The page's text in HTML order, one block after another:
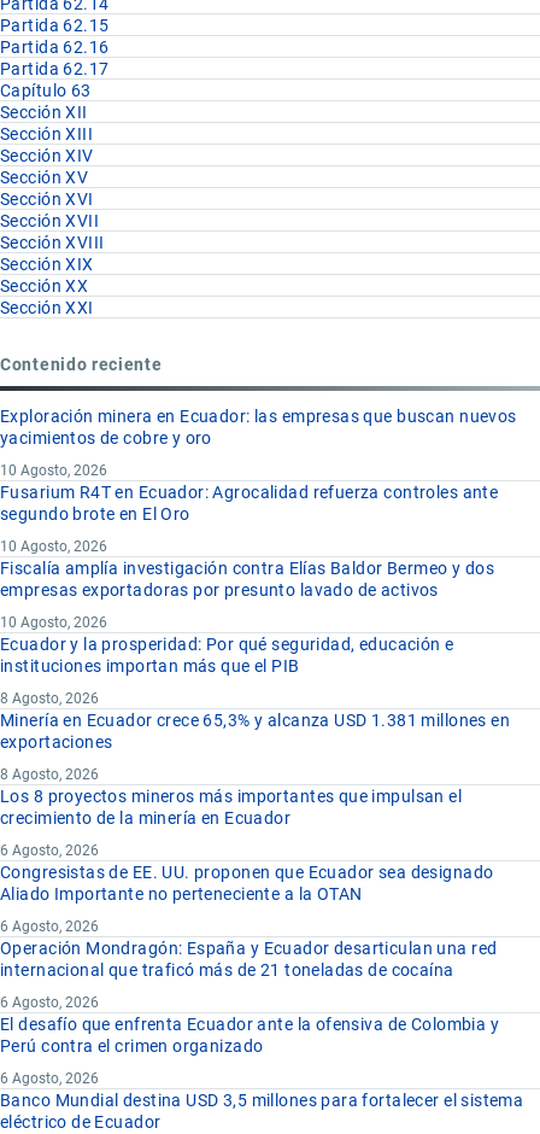
Partida 62.15
Partida 62.16
Partida 62.17
Capítulo 63
Sección XII
Sección XIII
Sección XIV
Sección XV
Sección XVI
Sección XVII
Sección XVIII
Sección XIX
Sección XX
Sección XXI
Contenido reciente
Exploración minera en Ecuador: las empresas que buscan nuevos
yacimientos de cobre y oro
10 Agosto, 2026
Fusarium R4T en Ecuador: Agrocalidad refuerza controles ante
segundo brote en El Oro
10 Agosto, 2026
Fiscalía amplía investigación contra Elías Baldor Bermeo y dos
empresas exportadoras por presunto lavado de activos
10 Agosto, 2026
Ecuador y la prosperidad: Por qué seguridad, educación e
instituciones importan más que el PIB
8 Agosto, 2026
Minería en Ecuador crece 65,3% y alcanza USD 1.381 millones en
exportaciones
8 Agosto, 2026
Los 8 proyectos mineros más importantes que impulsan el
crecimiento de la minería en Ecuador
6 Agosto, 2026
Congresistas de EE. UU. proponen que Ecuador sea designado
Aliado Importante no perteneciente a la OTAN
6 Agosto, 2026
Operación Mondragón: España y Ecuador desarticulan una red
internacional que traficó más de 21 toneladas de cocaína
6 Agosto, 2026
El desafío que enfrenta Ecuador ante la ofensiva de Colombia y
Perú contra el crimen organizado
6 Agosto, 2026
Banco Mundial destina USD 3,5 millones para fortalecer el sistema
eléctrico de Ecuador